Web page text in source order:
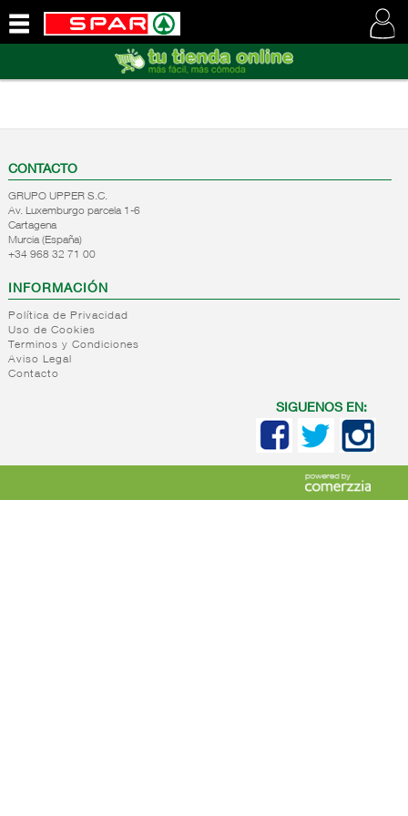
SOMOS
CONTACTO
GRUPO UPPER S.C.
Av. Luxemburgo parcela 1-6
Cartagena
Murcia (España)
+34 968 32 71 00
INFORMACIÓN
Política de Privacidad
Uso de Cookies
Terminos y Condiciones
Aviso Legal
Contacto
SIGUENOS EN: